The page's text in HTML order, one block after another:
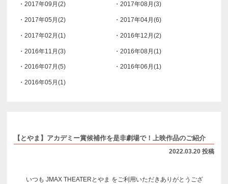
・2017年09月(2) ・2017年08月(3)
・2017年05月(2) ・2017年04月(6)
・2017年02月(1) ・2016年12月(2)
・2016年11月(3) ・2016年08月(1)
・2016年07月(5) ・2016年06月(1)
・2016年05月(1)
【とやま】アカデミー賞候補作を是非劇場で！上映作品のご紹介
2022.03.20 投稿
いつも JMAX THEATERとやま をご利用いただきありがとうござ